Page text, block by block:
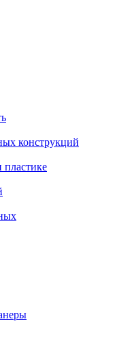
конструкций
пластике